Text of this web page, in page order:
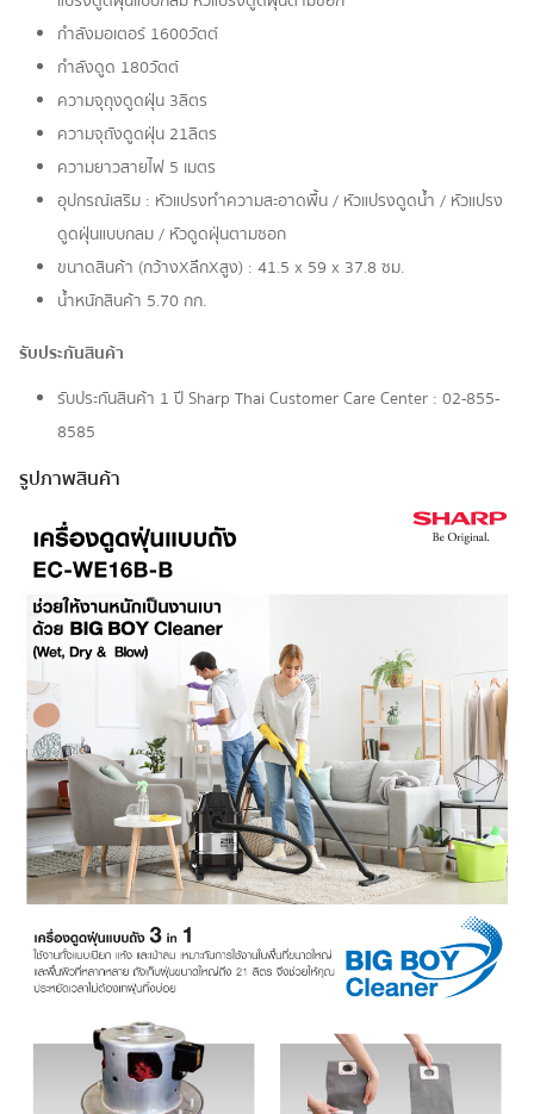
กำลังมอเตอร์ 1600วัตต์
กำลังดูด 180วัตต์
ความจุถุงดูดฝุ่น 3ลิตร
ความจุถังดูดฝุ่น 21ลิตร
ความยาวสายไฟ 5 เมตร
อุปกรณ์เสริม : หัวแปรงทำความสะอาดพื้น / หัวแปรงดูดน้ำ / หัวแปรง
ดูดฝุ่นแบบกลม / หัวดูดฝุ่นตามซอก
ขนาดสินค้า (กว้างXลึกXสูง) : 41.5 x 59 x 37.8 ซม.
น้ำหนักสินค้า 5.70 กก.
รับประกันสินค้า
รับประกันสินค้า 1 ปี Sharp Thai Customer Care Center : 02-855-
8585
รูปภาพสินค้า